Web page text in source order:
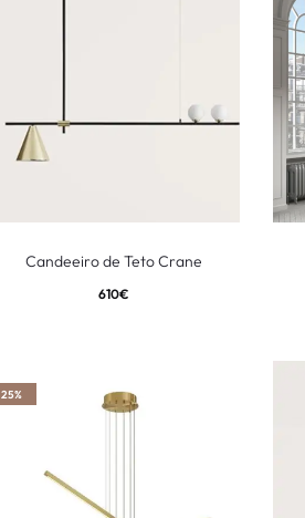
Candeeiro de Teto Crane
610€
25%